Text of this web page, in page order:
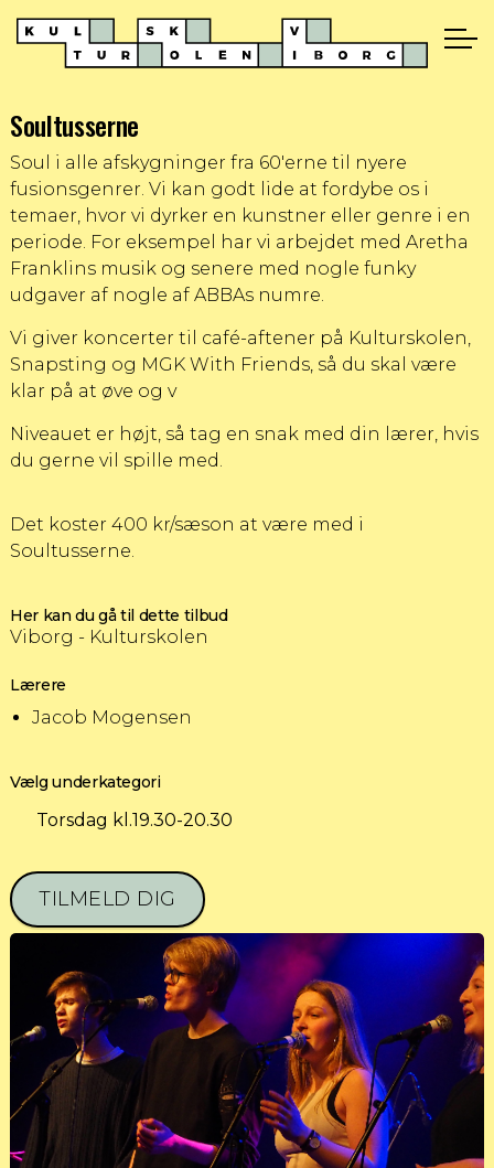
Soultusserne
Soul i alle afskygninger fra 60'erne til nyere
fusionsgenrer. Vi kan godt lide at fordybe os i
temaer, hvor vi dyrker en kunstner eller genre i en
periode. For eksempel har vi arbejdet med Aretha
Franklins musik og senere med nogle funky
udgaver af nogle af ABBAs numre.
Vi giver koncerter til café-aftener på Kulturskolen,
Snapsting og MGK With Friends, så du skal være
klar på at øve og v
Niveauet er højt, så tag en snak med din lærer, hvis
du gerne vil spille med.
Det koster 400 kr/sæson at være med i
Soultusserne.
Her kan du gå til dette tilbud
Viborg - Kulturskolen
Lærere
Jacob Mogensen
Vælg underkategori
Torsdag kl.19.30-20.30
TILMELD DIG